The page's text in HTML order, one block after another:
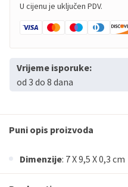
U cijenu je uključen PDV.
Vrijeme isporuke:
od 3 do 8 dana
Puni opis proizvoda
Dimenzije: 7 X 9,5 X 0,3 cm